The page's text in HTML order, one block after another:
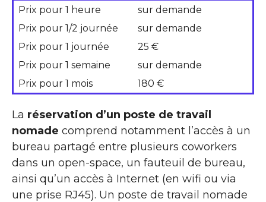
Prix pour 1 heure
sur demande
Prix pour 1/2 journée
sur demande
Prix pour 1 journée
25 €
Prix pour 1 semaine
sur demande
Prix pour 1 mois
180 €
La réservation d’un poste de travail
nomade comprend notamment l’accès à un
bureau partagé entre plusieurs coworkers
dans un open-space, un fauteuil de bureau,
ainsi qu’un accès à Internet (en wifi ou via
une prise RJ45). Un poste de travail nomade